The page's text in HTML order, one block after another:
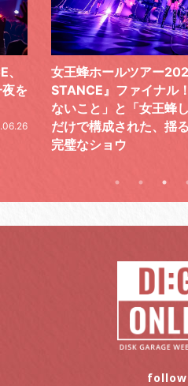
ら
の
「SHISHAMOでした!!!
ての芯を貫き通し、笑
たファイナルライブ、
AY”をレポート
follow